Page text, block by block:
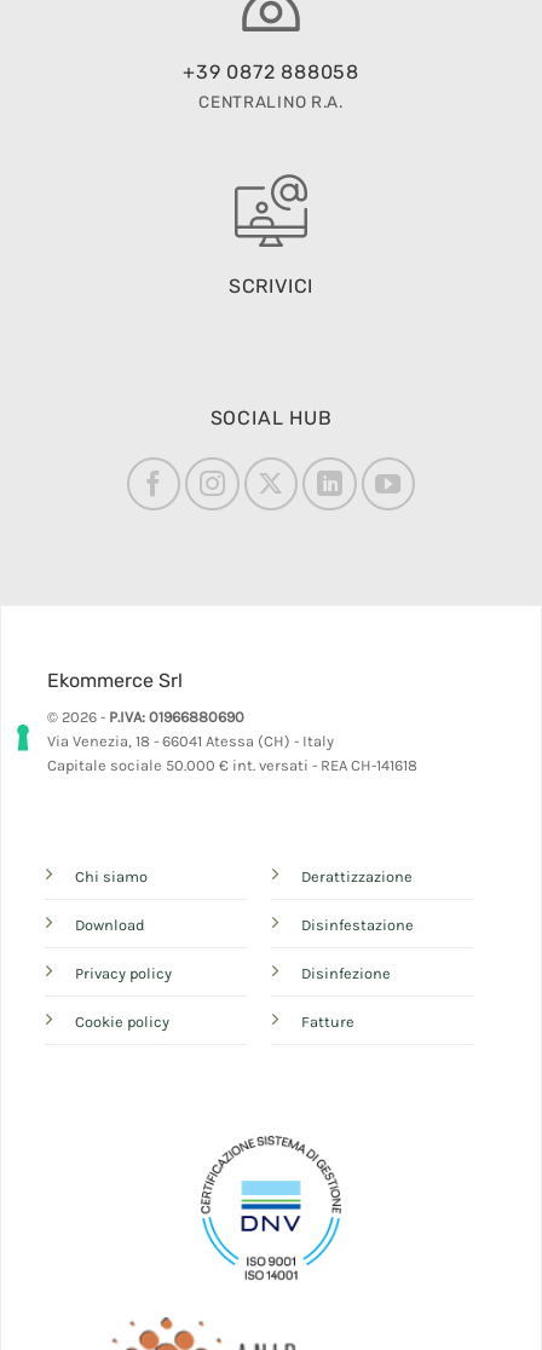
+39 0872 888058
CENTRALINO R.A.
SCRIVICI
SOCIAL HUB
Ekommerce Srl
© 2026 - P.IVA: 01966880690
Via Venezia, 18 - 66041 Atessa (CH) - Italy
Capitale sociale 50.000 € int. versati - REA CH-141618
Chi siamo
Download
Privacy policy
Cookie policy
Derattizzazione
Disinfestazione
Disinfezione
Fatture